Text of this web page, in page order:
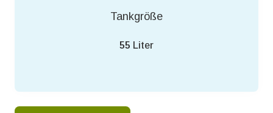
Tankgröße
55 Liter